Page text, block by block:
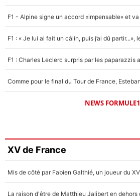
NEWS FORMULE1
XV de France